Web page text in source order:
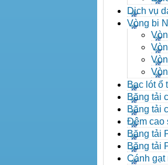
Dịch vụ
băng tải
Vòng bi
lựa
cầu
đạn
Bạc lót ổ
nhông
Băng tải
Băng tải
Đệm cao
băng tải
Băng tải
Băng tải
Cánh gạt